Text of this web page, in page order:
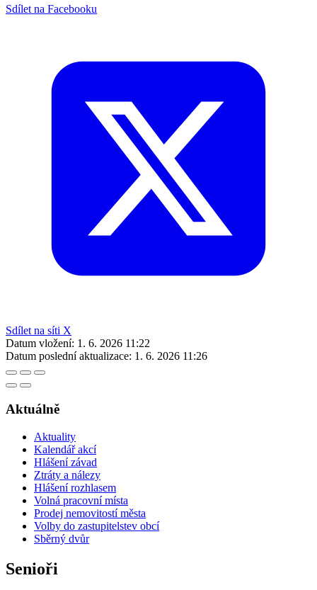
Sdílet na Facebooku
Sdílet na síti X
Datum vložení: 1. 6. 2026 11:22
Datum poslední aktualizace: 1. 6. 2026 11:26
Aktuálně
Aktuality
Kalendář akcí
Hlášení závad
Ztráty a nálezy
Hlášení rozhlasem
Volná pracovní místa
Prodej nemovitostí města
Volby do zastupitelstev obcí
Sběrný dvůr
Senioři